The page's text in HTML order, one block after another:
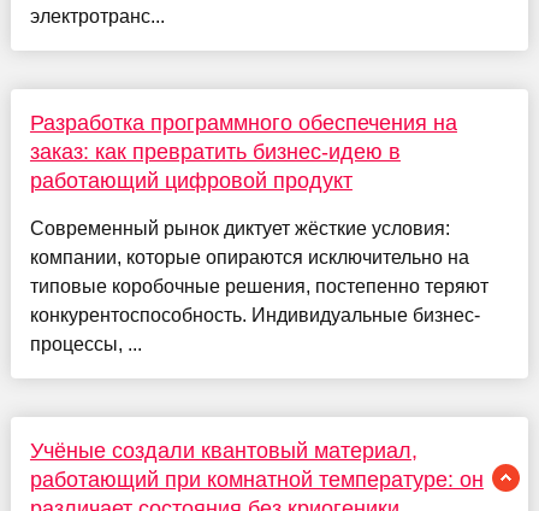
электротранс...
Разработка программного обеспечения на
заказ: как превратить бизнес-идею в
работающий цифровой продукт
Современный рынок диктует жёсткие условия:
компании, которые опираются исключительно на
типовые коробочные решения, постепенно теряют
конкурентоспособность. Индивидуальные бизнес-
процессы, ...
Учёные создали квантовый материал,
работающий при комнатной температуре: он